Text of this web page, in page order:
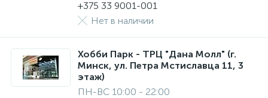
+375 33 9001-001
Нет в наличии
Хобби Парк - ТРЦ "Дана Молл" (г.
Минск, ул. Петра Мстиславца 11, 3
этаж)
ПН-ВС 10:00 - 22:00